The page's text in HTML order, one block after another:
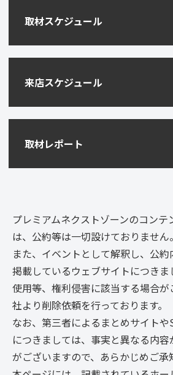
取材スケジュール
来店スケジュール
取材レポート
プレミアムネクストゾーンのコンテ
は、公約等は一切設けておりません。
また、イベントとして解釈し、公約
掲載しているウェブサイトにつき
使用等、権利侵害に該当する場合が
社より削除依頼を行っております。
なお、第三者によるまとめサイト
につきましては、事実と異なる内
がございますので、あらかじめご承